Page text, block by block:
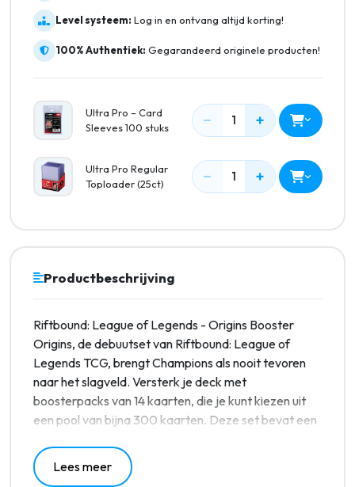
Level systeem: Log in en ontvang altijd korting!
100% Authentiek: Gegarandeerd originele producten!
Ultra Pro – Card
Sleeves 100 stuks
− 1 +
Ultra Pro Regular
Toploader (25ct)
− 1 +
Productbeschrijving
Riftbound: League of Legends - Origins Booster
Origins, de debuutset van Riftbound: League of
Legends TCG, brengt Champions als nooit tevoren
naar het slagveld. Versterk je deck met
boosterpacks van 14 kaarten, die je kunt kiezen uit
een pool van bijna 300 kaarten. Deze set bevat een
of Legends-artiesten. Trek je een epische
gamechanger, een prachtige alternatieve kaart of
Lees meer